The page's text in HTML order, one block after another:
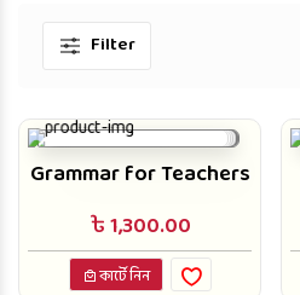
Filter
Grammar for Teachers
৳ 1,300.00
কার্টে নিন